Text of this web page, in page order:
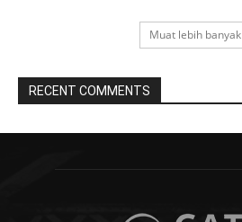
Muat lebih banyak
RECENT COMMENTS